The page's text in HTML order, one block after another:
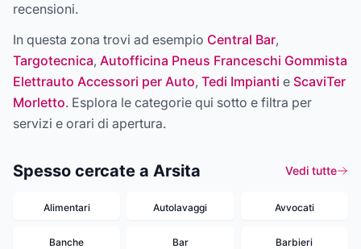
recensioni.
In questa zona trovi ad esempio Central Bar,
Targotecnica, Autofficina Pneus Franceschi Gommista
Elettrauto Accessori per Auto, Tedi Impianti e ScaviTer
Morletto. Esplora le categorie qui sotto e filtra per
servizi e orari di apertura.
Spesso cercate a Arsita Vedi tutte
Alimentari Autolavaggi Avvocati
Banche Bar Barbieri